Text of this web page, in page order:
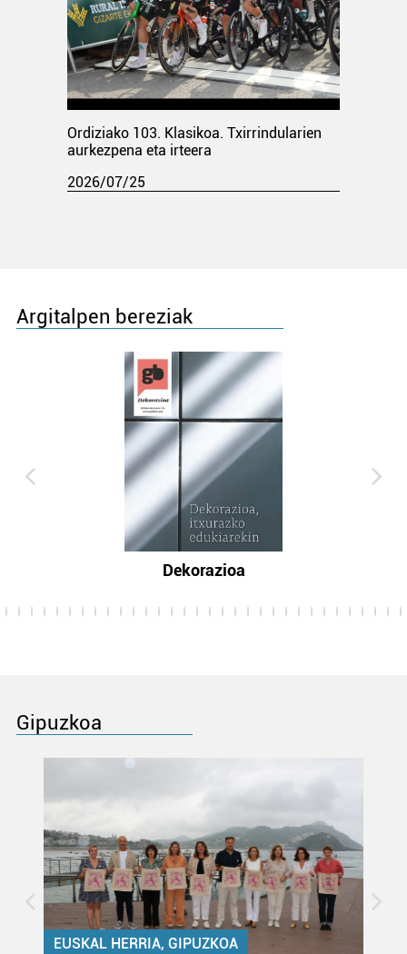
Ordiziako 103. Klasikoa. Txirrindularien
aurkezpena eta irteera
2026/07/25
Argitalpen bereziak
Dekorazioa
Gipuzkoa
EUSKAL HERRIA, GIPUZKOA